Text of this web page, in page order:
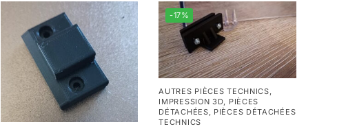
-17%
AUTRES PIÈCES TECHNICS,
IMPRESSION 3D, PIÈCES
DÉTACHÉES, PIÈCES DÉTACHÉES
TECHNICS